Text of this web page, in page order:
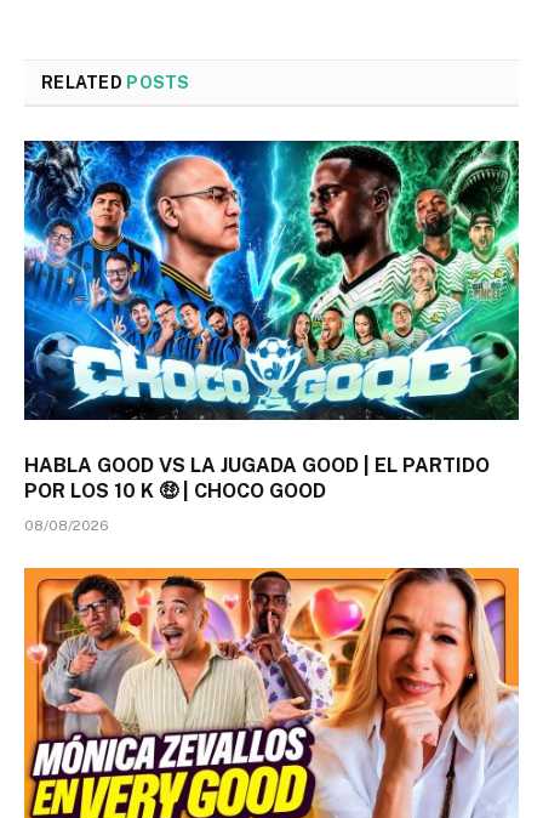
RELATED POSTS
HABLA GOOD VS LA JUGADA GOOD | EL PARTIDO
POR LOS 10 K 🤑 | CHOCO GOOD
08/08/2026